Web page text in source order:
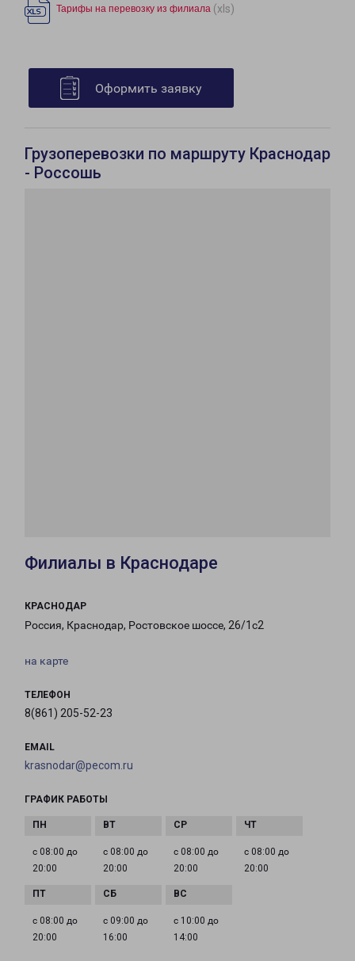
Тарифы на перевозку из филиала (xls)
Оформить заявку
Грузоперевозки по маршруту Краснодар
- Россошь
Филиалы в Краснодаре
КРАСНОДАР
Россия, Краснодар, Ростовское шоссе, 26/1с2
на карте
ТЕЛЕФОН
8(861) 205-52-23
EMAIL
krasnodar@pecom.ru
ГРАФИК РАБОТЫ
с 08:00 до
20:00
с 08:00 до
20:00
с 08:00 до
20:00
с 08:00 до
20:00
с 08:00 до
20:00
с 09:00 до
16:00
с 10:00 до
14:00